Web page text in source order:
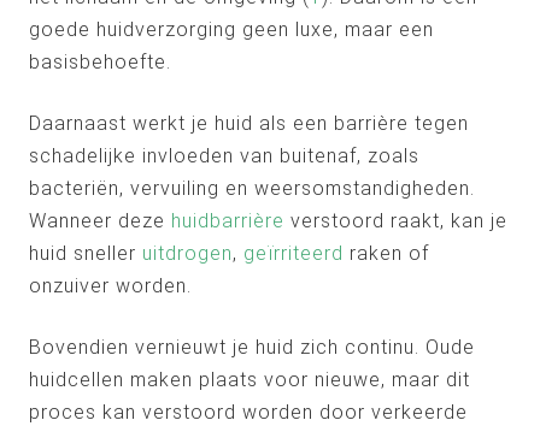
goede huidverzorging geen luxe, maar een
basisbehoefte.
Daarnaast werkt je huid als een barrière tegen
schadelijke invloeden van buitenaf, zoals
bacteriën, vervuiling en weersomstandigheden.
Wanneer deze huidbarrière verstoord raakt, kan je
huid sneller uitdrogen, geïrriteerd raken of
onzuiver worden.
Bovendien vernieuwt je huid zich continu. Oude
huidcellen maken plaats voor nieuwe, maar dit
proces kan verstoord worden door verkeerde